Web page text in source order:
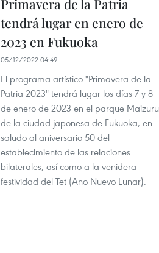
Primavera de la Patria
tendrá lugar en enero de
2023 en Fukuoka
05/12/2022 04:49
El programa artístico "Primavera de la
Patria 2023" tendrá lugar los días 7 y 8
de enero de 2023 en el parque Maizuru
de la ciudad japonesa de Fukuoka, en
saludo al aniversario 50 del
establecimiento de las relaciones
bilaterales, así como a la venidera
festividad del Tet (Año Nuevo Lunar).